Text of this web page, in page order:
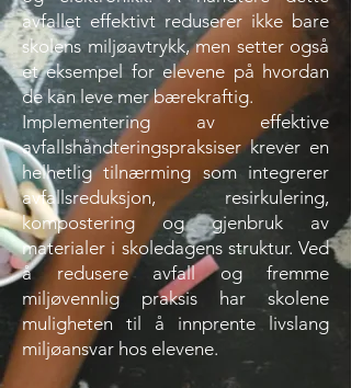
avfallet effektivt reduserer ikke bare
skolens miljøavtrykk, men setter også
et eksempel for elevene på hvordan
de kan leve mer bærekraftig.
Implementering av effektive
avfallshåndteringspraksiser krever en
helhetlig tilnærming som integrerer
avfallsreduksjon, resirkulering,
kompostering og gjenbruk av
materialer i skoledagens struktur. Ved
å redusere avfall og fremme
miljøvennlig praksis har skolene
muligheten til å innprente livslang
miljøansvar hos elevene.